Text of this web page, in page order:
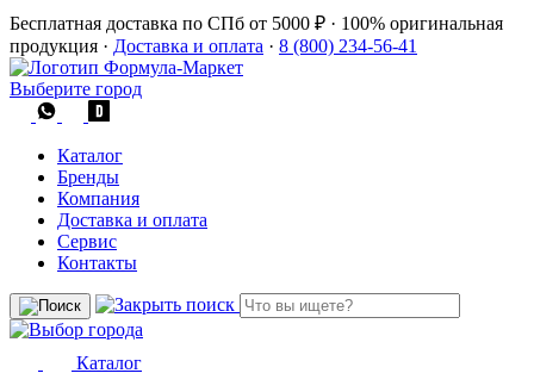
Бесплатная доставка по СПб от 5000 ₽ · 100% оригинальная
продукция · Доставка и оплата · 8 (800) 234-56-41
Выберите город
Каталог
Бренды
Компания
Доставка и оплата
Сервис
Контакты
Каталог